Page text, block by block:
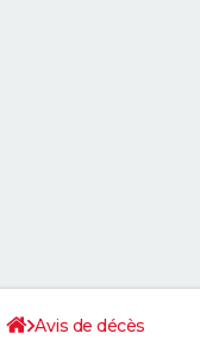
Avis de décès